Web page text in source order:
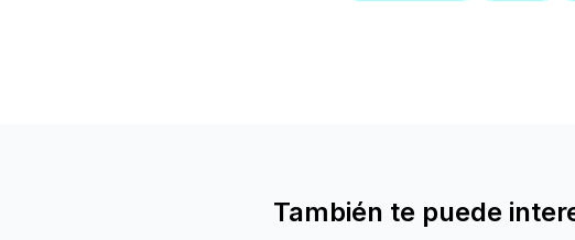
También te puede